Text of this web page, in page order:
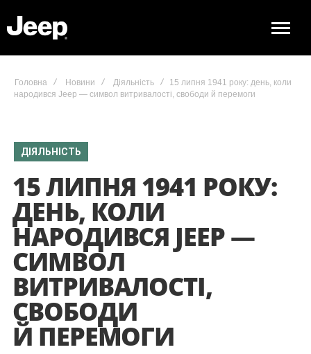
Головна Новини Діяльність
15 липня 1941 року: день, коли
народився Jeep — символ витривалості, свободи й перемоги
ДІЯЛЬНІСТЬ
15 ЛИПНЯ 1941 РОКУ:
ДЕНЬ, КОЛИ
НАРОДИВСЯ JEEP —
СИМВОЛ
ВИТРИВАЛОСТІ,
СВОБОДИ
Й ПЕРЕМОГИ